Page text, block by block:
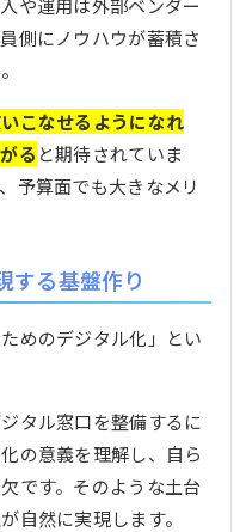
や運用は外部ベンダー
側にノウハウが蓄積さ
こなせるようになれ
る と期待されていま
予算面でも大きなメリ
する基盤作り
めのデジタル化」とい
タル窓口を整備するに
の意義を理解し、自ら
です。そのような土台
自然に実現します。